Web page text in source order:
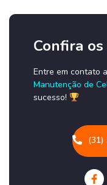
Confira
Entre em contato
Manutenção de
sucesso!
(31)